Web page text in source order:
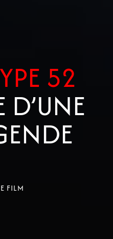
52
FILM